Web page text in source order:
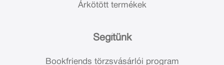
Árkötött termékek
Segítünk
Bookfriends törzsvásárlói program